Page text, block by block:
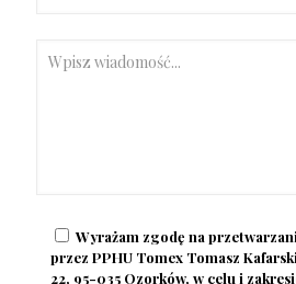
Wyrażam zgodę na
przez PPHU Tomex Tomasz
22, 95-035 Ozorków, w celu i